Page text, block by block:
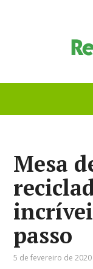
Mesa
passo
5 de fevereiro de 2020